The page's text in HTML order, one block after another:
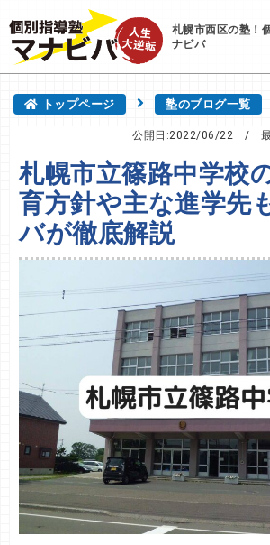
札幌市西区の塾！
ナビバ
トップページ 塾のブログ一覧
公開日:2022/06/22 / 最
札幌市立篠路中学校
育方針や主な進学先
バが徹底解説